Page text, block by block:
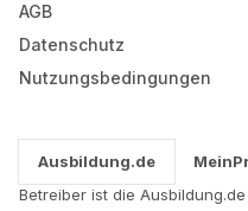
AGB
Datenschutz
Nutzungsbedingungen
Ausbildung.de
Betreiber ist die